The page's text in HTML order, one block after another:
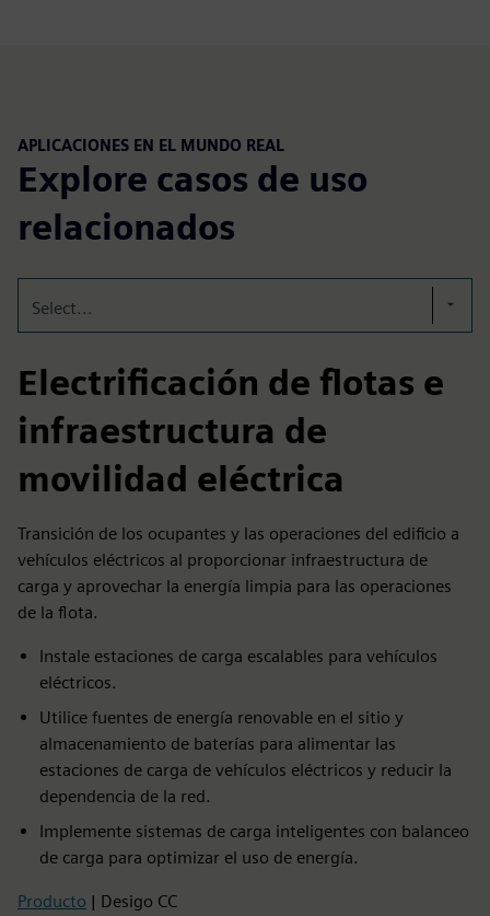
APLICACIONES EN EL MUNDO REAL
Explore casos de uso
relacionados
Select...
Electrificación de flotas e
infraestructura de
movilidad eléctrica
Transición de los ocupantes y las operaciones del edificio a
vehículos eléctricos al proporcionar infraestructura de
carga y aprovechar la energía limpia para las operaciones
de la flota.
Instale estaciones de carga escalables para vehículos
eléctricos.
Utilice fuentes de energía renovable en el sitio y
almacenamiento de baterías para alimentar las
estaciones de carga de vehículos eléctricos y reducir la
dependencia de la red.
Implemente sistemas de carga inteligentes con balanceo
de carga para optimizar el uso de energía.
Producto | Desigo CC